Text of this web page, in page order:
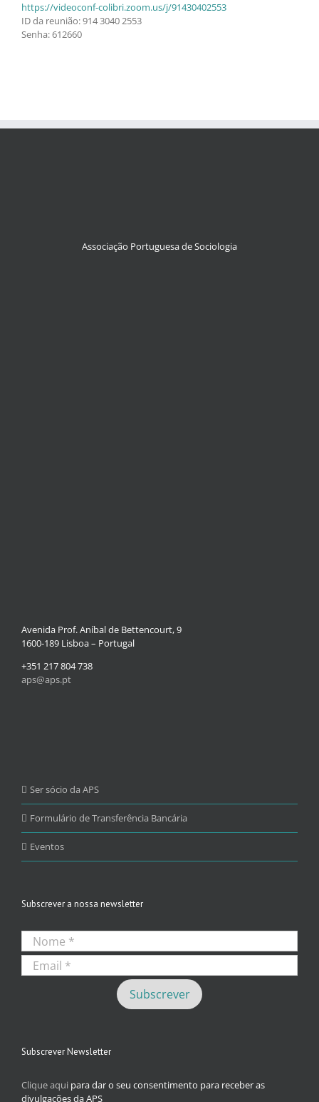
https://videoconf-colibri.zoom.us/j/91430402553
ID da reunião: 914 3040 2553
Senha: 612660
Associação Portuguesa de Sociologia
Avenida Prof. Aníbal de Bettencourt, 9
1600-189 Lisboa – Portugal
+351 217 804 738
aps@aps.pt
Ser sócio da APS
Formulário de Transferência Bancária
Eventos
Subscrever a nossa newsletter
Subscrever Newsletter
Clique aqui para dar o seu consentimento para receber as
divulgações da APS